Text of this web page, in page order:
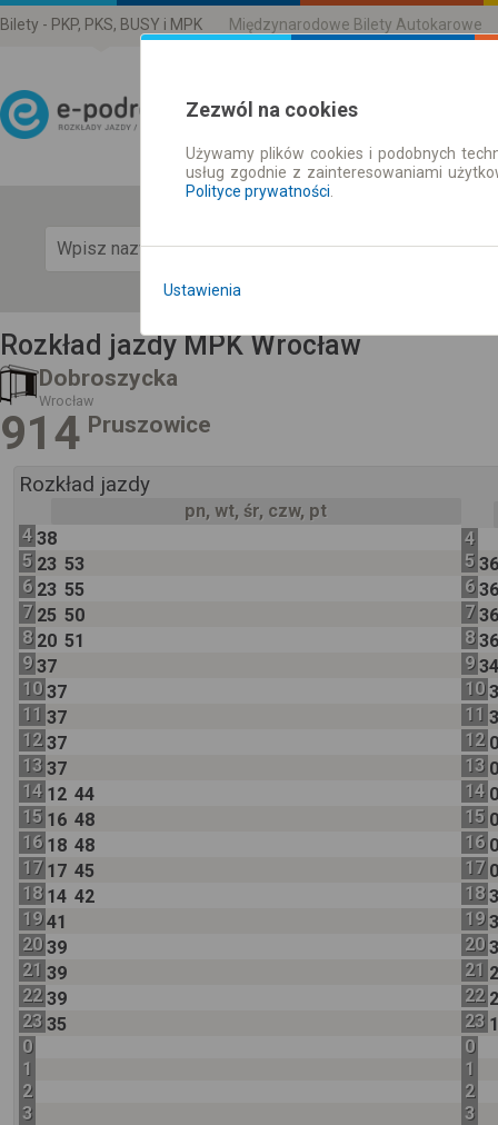
Bilety - PKP, PKS, BUSY i MPK Międzynarodowe Bilety Autokarowe
Rozkład Jazdy | Bilety
Rozkład jazdy MPK Wrocław
Dobroszycka
Wrocław
914 Pruszowice
Rozkład jazdy
pn, wt, śr, czw, pt
4 38
5 23 53
6 23 55
7 25 50
8 20 51
9 37
10 37
11 37
12 37
13 37
14 12 44
15 16 48
16 18 48
17 17 45
18 14 42
19 41
20 39
21 39
22 39
23 35
0
1
2
3
4
5
6
7
8
9
10
11
12
13
14
15
16
17
18
19
20
21
22
23
0
1
2
3
Zezwól na cookies
Używamy plików cookies i podobnych
usług zgodnie z zainteresowaniami
Polityce prywatności
Ustawienia